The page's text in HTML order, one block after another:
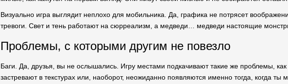
Визуально игра выглядит неплохо для мобильника. Да, графика не потрясет
тревоги. Свет и тень работают на сюрреализм, а медведи… медведи настоящие
Проблемы, с которыми другим не повезло
Баги. Да, друзья, вы не ослышались. Игру местами подкачивают такие же проблемы,
застревают в текстурах или, наоборот, неожиданно появляются именно тогда, когда